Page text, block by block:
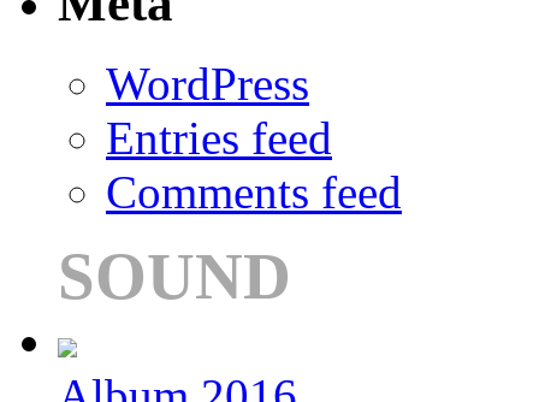
WordPress
Entries feed
Comments feed
SOUND